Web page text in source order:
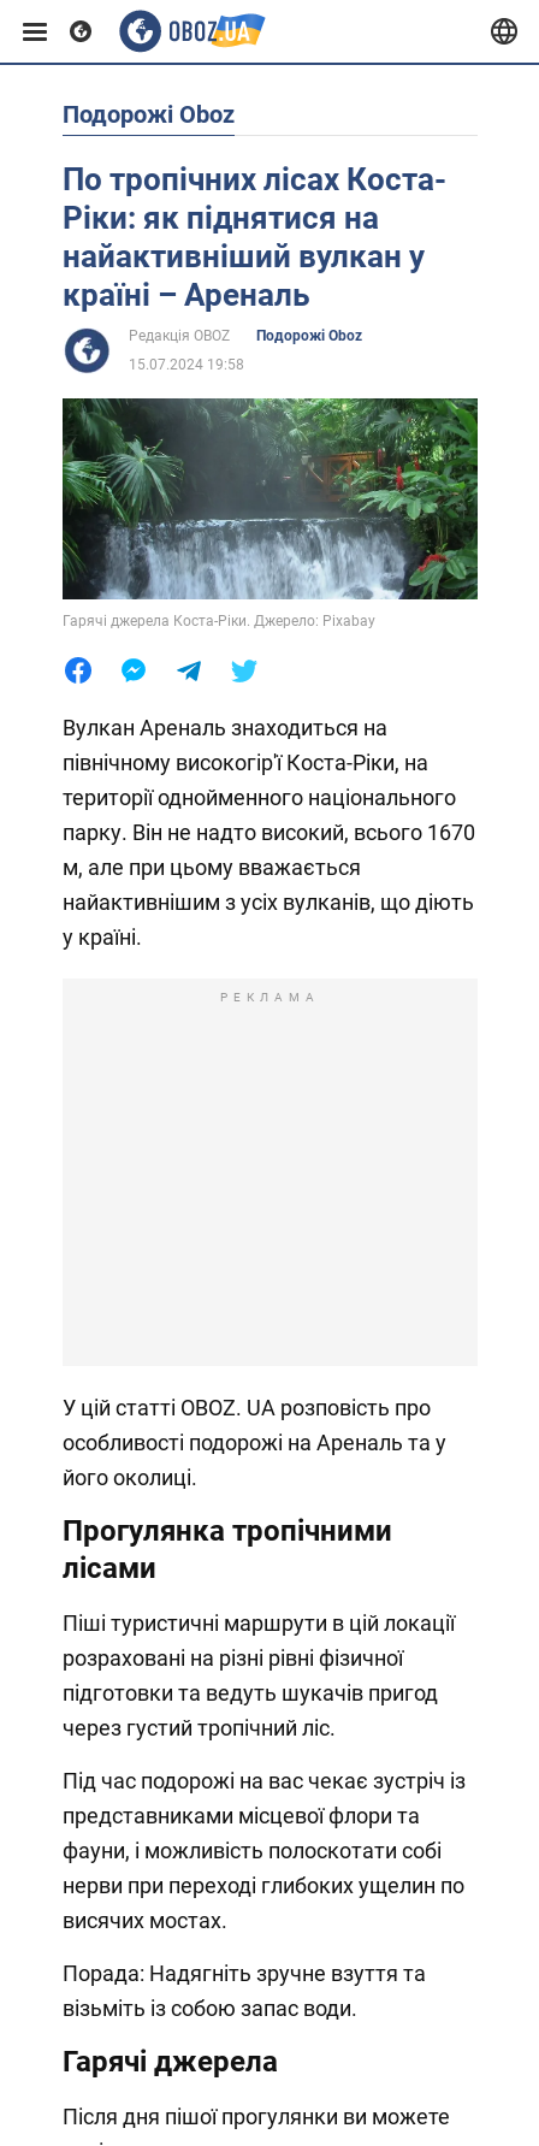
Європа
США
Африка
Життя
Лайфхаки
Подорожі Oboz
По тропічних лісах Коста-
Ріки: як піднятися на
найактивніший вулкан у
країні – Ареналь
Редакція OBOZ
Подорожі Oboz
15.07.2024 19:58
Гарячі джерела Коста-Ріки. Джерело: Pixabay
Вулкан Ареналь знаходиться на
північному високогір'ї Коста-Ріки, на
території однойменного національного
парку. Він не надто високий, всього 1670
м, але при цьому вважається
найактивнішим з усіх вулканів, що діють
у країні.
РЕКЛАМА
У цій статті OBOZ. UA розповість про
особливості подорожі на Ареналь та у
його околиці.
Прогулянка тропічними
лісами
Піші туристичні маршрути в цій локації
розраховані на різні рівні фізичної
підготовки та ведуть шукачів пригод
через густий тропічний ліс.
Під час подорожі на вас чекає зустріч із
представниками місцевої флори та
фауни, і можливість полоскотати собі
нерви при переході глибоких ущелин по
висячих мостах.
Порада: Надягніть зручне взуття та
візьміть із собою запас води.
Гарячі джерела
Після дня пішої прогулянки ви можете